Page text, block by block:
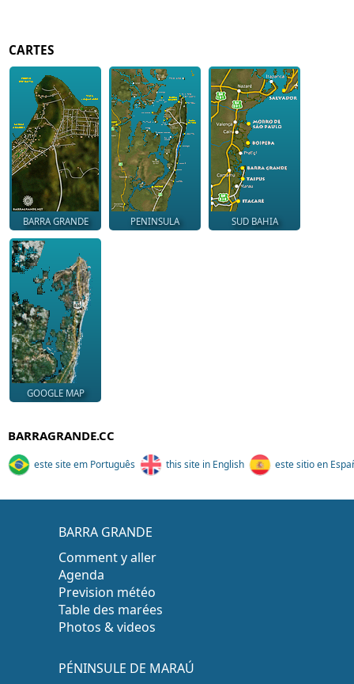
CARTES
BARRA GRANDE PENINSULA SUD BAHIA
GOOGLE MAP
BARRAGRANDE.CC
este site em Português this site in English este sitio en
BARRA GRANDE
Comment y aller
Agenda
Prevision météo
Table des marées
Photos & videos
PÉNINSULE DE MARAÚ